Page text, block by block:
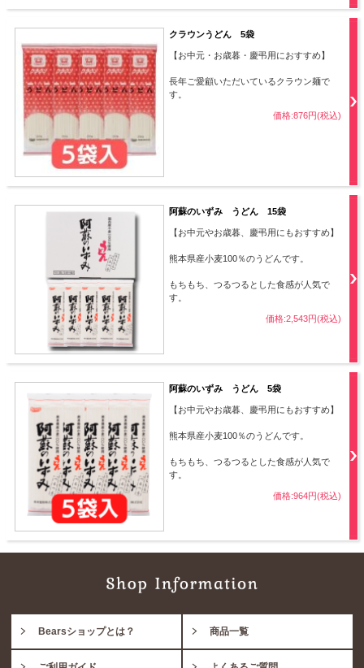
クラウンうどん 5袋
【お中元・お歳暮・慶弔用におすすめ】
長年ご愛顧いただいているクラウン麺で
す。
価格:876円(税込)
阿蘇のいずみ うどん 15袋
【お中元やお歳暮、慶弔用にもおすすめ】
熊本県産小麦100％のうどんです。
もちもち、つるつるとした食感が人気で
す。
価格:2,543円(税込)
阿蘇のいずみ うどん 5袋
【お中元やお歳暮、慶弔用にもおすすめ】
熊本県産小麦100％のうどんです。
もちもち、つるつるとした食感が人気で
す。
価格:964円(税込)
Bearsショップとは？ 商品一覧